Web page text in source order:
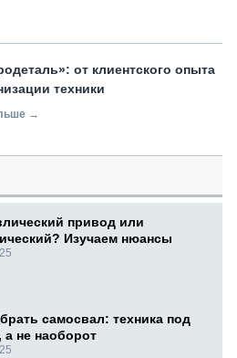
от клиентского опыта
техники
→
привод или
Изучаем нюансы
самосвал: техника под
а не наоборот